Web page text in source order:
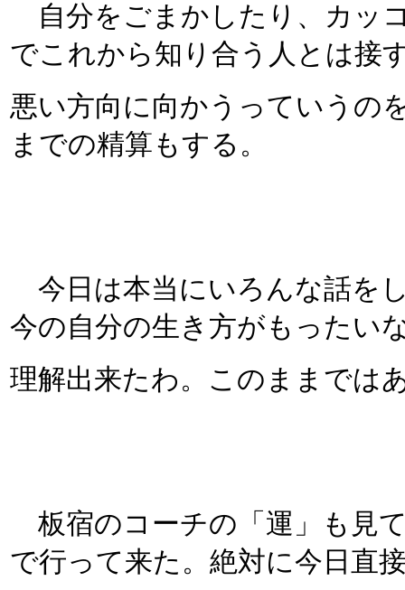
自分をごまかしたり、カッ
でこれから知り合う人とは接
悪い方向に向かうっていうの
までの精算もする。
今日は本当にいろんな話を
今の自分の生き方がもったい
理解出来たわ。このままでは
板宿のコーチの「運」も見
で行って来た。絶対に今日直